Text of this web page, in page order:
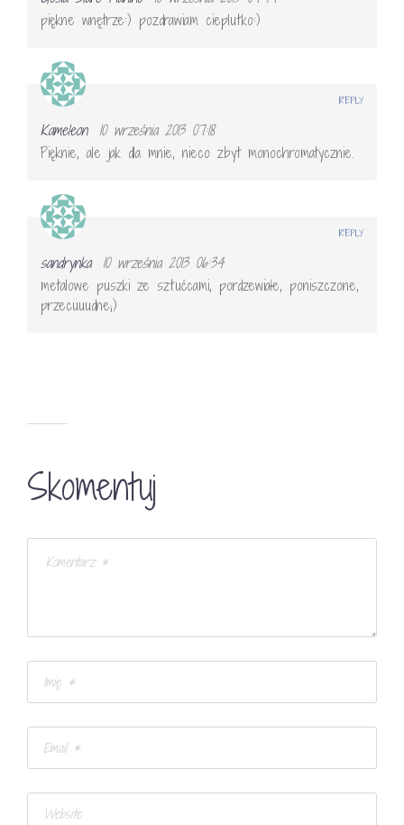
Zdjęcia: Magdalena Björnsdotter for Elle Decoration ,
znalezione na
piękne wnętrze:) pozdrawiam cieplutko:)
Kameleon
10 września 2013 07:18
Pięknie, ale jak dla mnie, nieco zbyt monochromatycznie.
REPLY
sandrynka
10 września 2013 06:34
metalowe puszki ze sztućcami, pordzewiałe, poniszczone,
przecuuudne;)
REPLY
Skomentuj